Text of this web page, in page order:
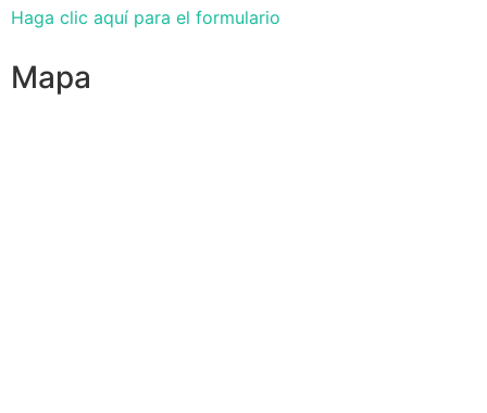
Haga clic aquí para el formulario
Mapa